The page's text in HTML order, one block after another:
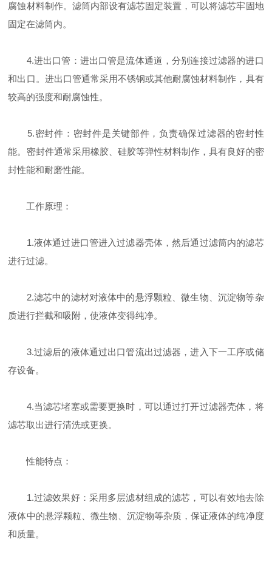
腐蚀材料制作。滤筒内部设有滤芯固定装置，可以将滤芯牢固地
固定在滤筒内。
4.进出口管：进出口管是流体通道，分别连接过滤器的进口
和出口。进出口管通常采用不锈钢或其他耐腐蚀材料制作，具有
较高的强度和耐腐蚀性。
5.密封件：密封件是关键部件，负责确保过滤器的密封性
能。密封件通常采用橡胶、硅胶等弹性材料制作，具有良好的密
封性能和耐磨性能。
工作原理：
1.液体通过进口管进入过滤器壳体，然后通过滤筒内的滤芯
进行过滤。
2.滤芯中的滤材对液体中的悬浮颗粒、微生物、沉淀物等杂
质进行拦截和吸附，使液体变得纯净。
3.过滤后的液体通过出口管流出过滤器，进入下一工序或储
存设备。
4.当滤芯堵塞或需要更换时，可以通过打开过滤器壳体，将
滤芯取出进行清洗或更换。
性能特点：
1.过滤效果好：采用多层滤材组成的滤芯，可以有效地去除
液体中的悬浮颗粒、微生物、沉淀物等杂质，保证液体的纯净度
和质量。